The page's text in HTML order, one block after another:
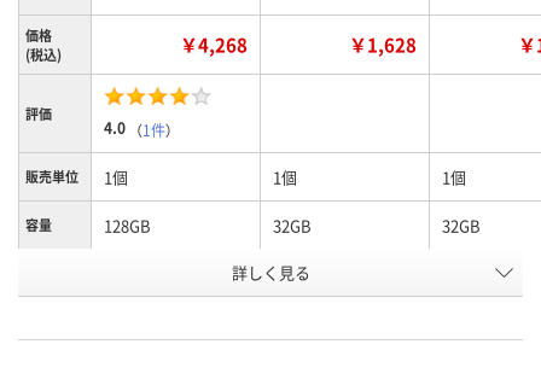
価格
(税込)
￥4,268 ￥1,628
評価
4.0 （1件）
販売単位 1個 1個 1個
容量 128GB 32GB 32GB
イエロー グリーン
号
詳しく見る